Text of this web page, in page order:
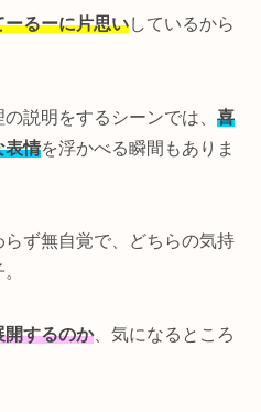
ーるーに片思いしているから
説明をするシーンでは、 喜
表情を浮かべる瞬間もありま
ず無自覚で、どちらの気持
開するのか、気になるところ